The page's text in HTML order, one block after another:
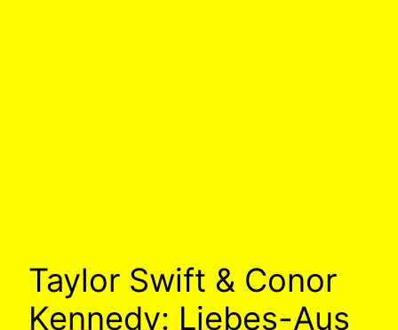
Taylor Swift & Conor
Kennedy: Liebes-Aus